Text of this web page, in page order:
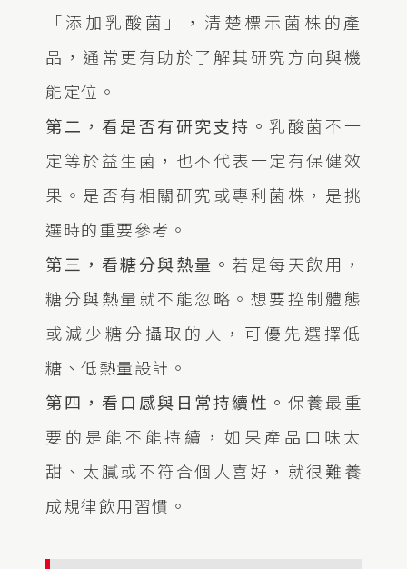
「添加乳酸菌」，清楚標示菌株的產
品，通常更有助於了解其研究方向與機
能定位。
第二，看是否有研究支持。乳酸菌不一
定等於益生菌，也不代表一定有保健效
果。是否有相關研究或專利菌株，是挑
選時的重要參考。
第三，看糖分與熱量。 若是每天飲用，
糖分與熱量就不能忽略。想要控制體態
或減少糖分攝取的人，可優先選擇低
糖、低熱量設計。
第四，看口感與日常持續性。 保養最重
要的是能不能持續，如果產品口味太
甜、太膩或不符合個人喜好，就很難養
成規律飲用習慣。